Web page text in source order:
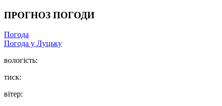
ПРОГНОЗ ПОГОДИ
Погода
Погода у Луцьку
вологість:
тиск:
вітер: